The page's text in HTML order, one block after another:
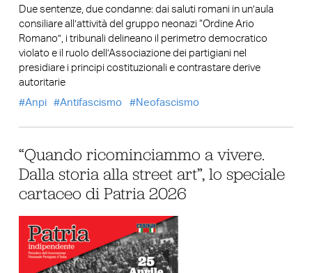
Due sentenze, due condanne: dai saluti romani in un’aula
consiliare all’attività del gruppo neonazi “Ordine Ario
Romano”, i tribunali delineano il perimetro democratico
violato e il ruolo dell’Associazione dei partigiani nel
presidiare i principi costituzionali e contrastare derive
autoritarie
Anpi
Antifascismo Neofascismo
“Quando ricominciammo a vivere.
Dalla storia alla street art”, lo speciale
cartaceo di Patria 2026